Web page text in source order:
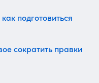
подготовиться
сократить правки